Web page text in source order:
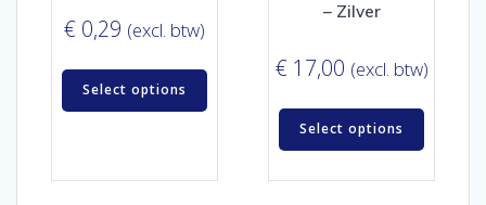
€ 0,29 (excl. btw)
Select options
– Zilver
€ 17,00 (excl. btw)
Select options